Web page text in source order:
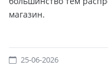
магазин.
25-06-2026